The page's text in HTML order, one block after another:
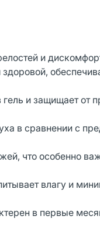
и
и защищает от
в сравнении с
что особенно
влагу и
в первые